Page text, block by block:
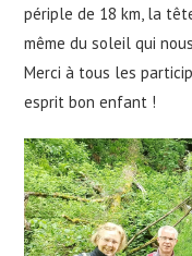
périple de 18 km, la
même du soleil qui
Merci à tous les
esprit bon enfant !